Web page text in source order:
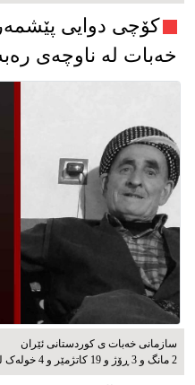
کۆچی دوایی
خەبات لە ناوچەی
سازمانی خەبات ی كوردستانی ئێران
2 مانگ و 3 ڕۆژ و 19 کاتژمێر و 4 خوله‌ک له‌مه‌وپێش‌